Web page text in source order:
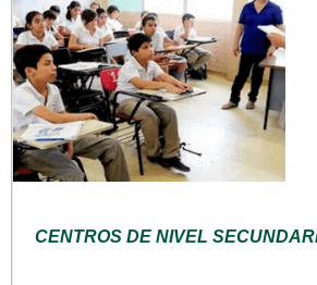
CENTROS DE NIVEL